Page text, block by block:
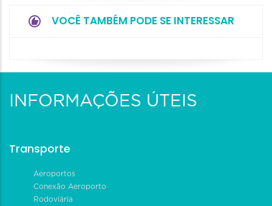
VOCÊ TAMBÉM PODE SE INTERESSAR
INFORMAÇÕES ÚTEIS
Transporte
Aeroportos
Conexão Aeroporto
Rodoviária